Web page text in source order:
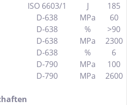
ISO 6603/1 J
185
D-638 MPa
60
D-638 %
>90
D-638 MPa
2300
D-638 %
6
D-790 MPa
100
D-790 MPa 2600